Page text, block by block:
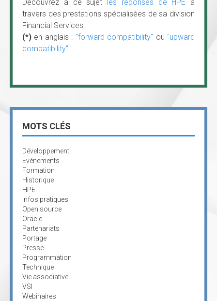
Découvrez à ce sujet
les réponses de HPE à
travers des prestations spécialisées de sa division
Financial Services.
(*) en anglais : "forward compatibility" ou "upward
compatibility"
MOTS CLÉS
Développement
Evénements
Formation
Historique
HPE
Infos pratiques
Open source
Oracle
Partenariats
Portage
Presse
Programmation
Technique
Vie associative
VSI
Webinaires